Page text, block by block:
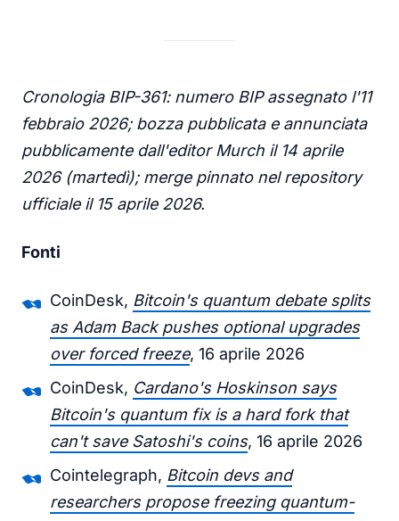
Cronologia BIP-361: numero BIP assegnato l'11
febbraio 2026; bozza pubblicata e annunciata
pubblicamente dall'editor Murch il 14 aprile
2026 (martedì); merge pinnato nel repository
ufficiale il 15 aprile 2026.
Fonti
CoinDesk, Bitcoin's quantum debate splits
as Adam Back pushes optional upgrades
over forced freeze, 16 aprile 2026
CoinDesk, Cardano's Hoskinson says
Bitcoin's quantum fix is a hard fork that
can't save Satoshi's coins, 16 aprile 2026
Cointelegraph, Bitcoin devs and
researchers propose freezing quantum-